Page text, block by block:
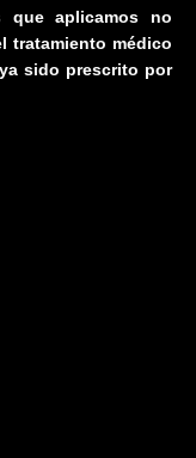
que aplicamos no
tratamiento médico
sido prescrito por